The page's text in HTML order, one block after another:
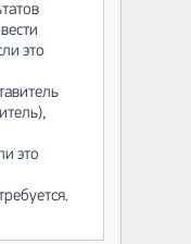
это
это